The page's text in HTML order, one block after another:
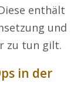
enthält
und
zu tun gilt.
in der